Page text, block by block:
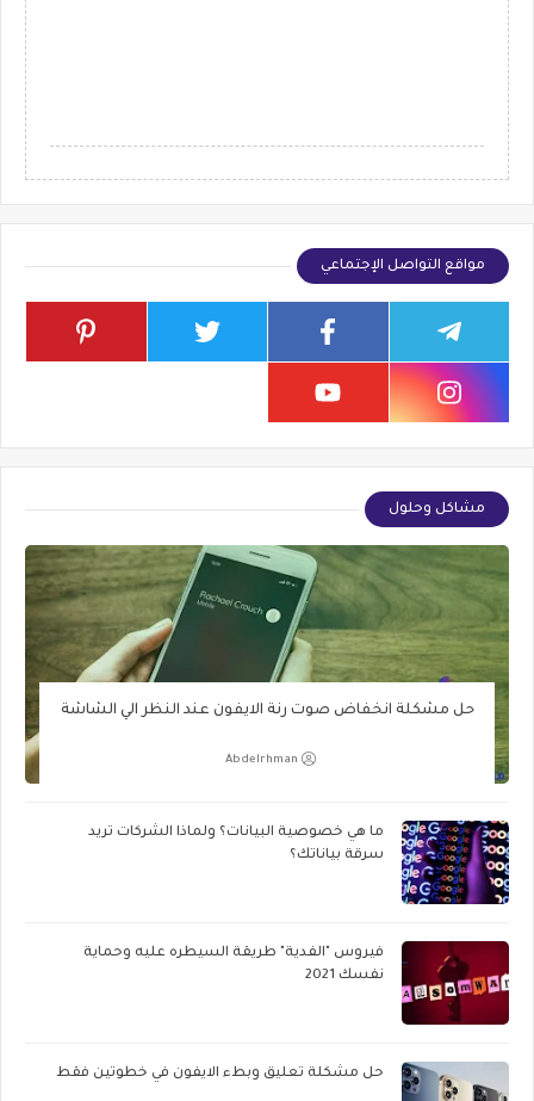
مواقع التواصل الإجتماعي
مشاكل وحلول
حل مشكلة انخفاض صوت رنة الايفون عند النظر الي الشاشة
Abdelrhman
ما هي خصوصية البيانات؟ ولماذا الشركات تريد
سرقة بياناتك؟
فيروس "الفدية" طريقة السيطره عليه وحماية
نفسك 2021
حل مشكلة تعليق وبطء الايفون في خطوتين فقط